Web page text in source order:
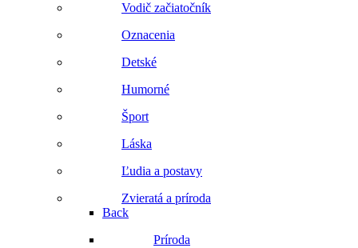
Vodič začiatočník
Oznacenia
Detské
Humorné
Šport
Láska
Ľudia a postavy
Zvieratá a príroda
Back
Príroda